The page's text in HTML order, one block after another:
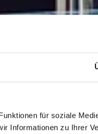
für soziale
Informationen zu Ihrer